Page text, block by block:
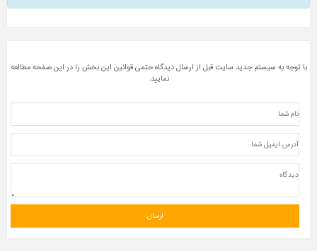
جدید سایت قبل از ارسال دیدگاه حتمی قوانین این بخش را در این صفحه مطالعه